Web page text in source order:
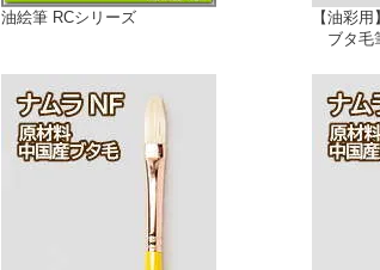
油絵筆 RCシリーズ
【油彩
ブタ毛